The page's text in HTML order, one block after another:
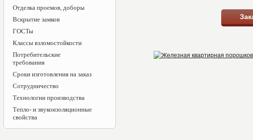
Отделка проемов, доборы
Вскрытие замков
ГОСТы
Классы взломостойкости
Потребительские
требования
Сроки изготовления на заказ
Сотрудничество
Технологии производства
Тепло- и звукоизоляционные
свойства